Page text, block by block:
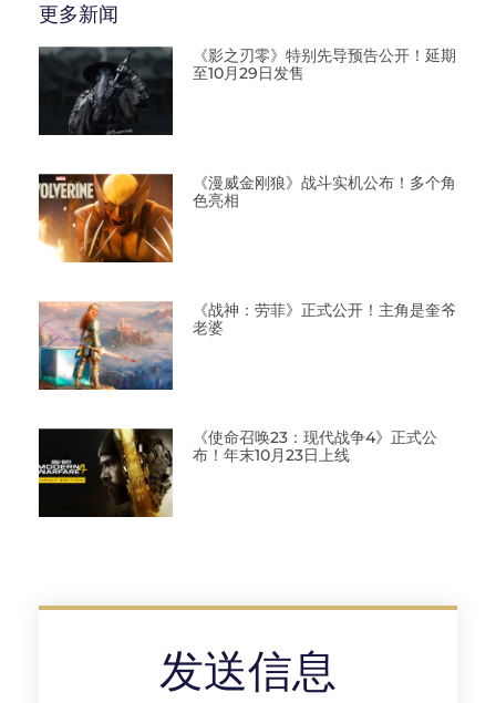
更多新闻
《影之刃零》特别先导预告公开！延期
至10月29日发售
《漫威金刚狼》战斗实机公布！多个角
色亮相
《战神：劳菲》正式公开！主角是奎爷
老婆
《使命召唤23：现代战争4》正式公
布！年末10月23日上线
发送信息